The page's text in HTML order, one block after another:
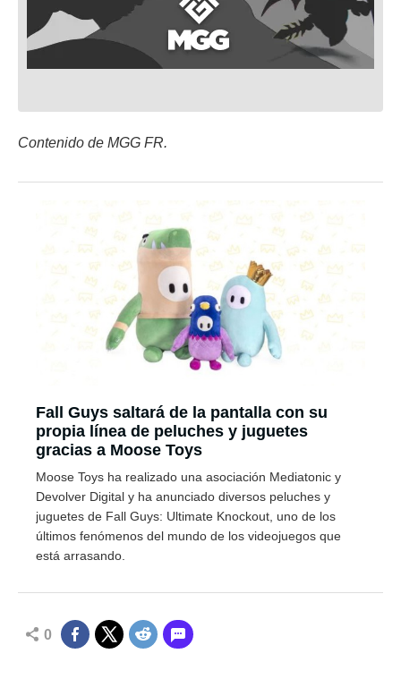
Contenido de MGG FR.
Fall Guys saltará de la pantalla con su
propia línea de peluches y juguetes
gracias a Moose Toys
Moose Toys ha realizado una asociación Mediatonic y
Devolver Digital y ha anunciado diversos peluches y
juguetes de Fall Guys: Ultimate Knockout, uno de los
últimos fenómenos del mundo de los videojuegos que
está arrasando.
0